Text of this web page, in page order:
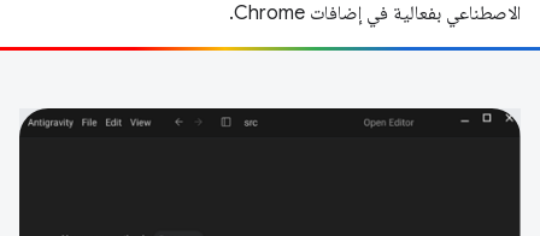
الاصطناعي بفعالية في إضافات Chrome.